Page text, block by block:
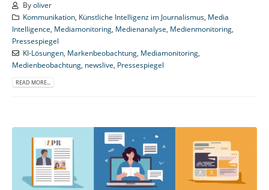
Byoliver
Kommunikation, Künstliche Intelligenz im Journalismus, Media
Intelligence, Mediamonitoring, Medienanalyse, Medienmonitoring,
Pressespiegel
KI-Lösungen, Markenbeobachtung, Mediamonitoring,
Medienbeobachtung, newslive, Pressespiegel
READ MORE...